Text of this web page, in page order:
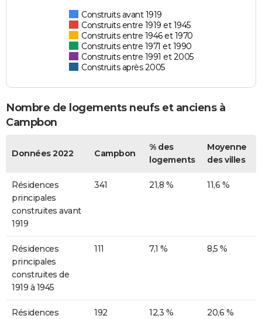
Construits avant 1919
Construits entre 1919 et 1945
Construits entre 1946 et 1970
Construits entre 1971 et 1990
Construits entre 1991 et 2005
Construits après 2005
Nombre de logements neufs et anciens à
Campbon
Données 2022 Campbon
% des
logements
Moyenne
des villes
Résidences
principales
construites avant
1919
341 21,8 % 11,6 %
Résidences
principales
construites de
1919 à 1945
111 7,1 % 8,5 %
Résidences
192 12,3 % 20,6 %